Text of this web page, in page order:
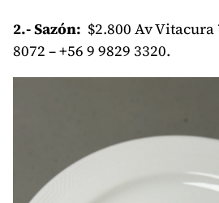
2.- Sazón: $2.800 Av Vitacura
8072 – +56 9 9829 3320.